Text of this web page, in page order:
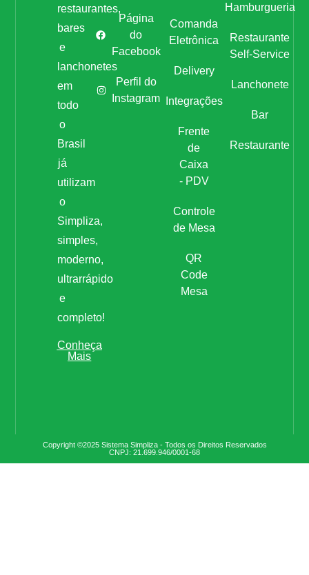
restaurantes,
bares
e
lanchonetes
em
todo
o
Brasil
já
utilizam
o
Simpliza,
simples,
moderno,
ultrarrápido
e
completo!
Conheça
Mais
Página
do
Facebook
Perfil do
Instagram
Comanda
Eletrônica
Delivery
Integrações
Frente
de
Caixa
- PDV
Controle
de Mesa
QR
Code
Mesa
Hamburgueria
Restaurante
Self-Service
Lanchonete
Bar
Restaurante
Copyright ©2025 Sistema Simpliza - Todos os Direitos Reservados
CNPJ: 21.699.946/0001-68